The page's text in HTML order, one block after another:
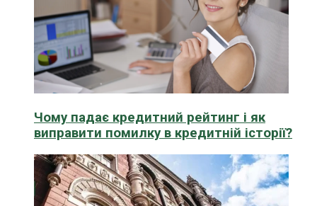
Чому падає кредитний рейтинг і як
виправити помилку в кредитній історії?